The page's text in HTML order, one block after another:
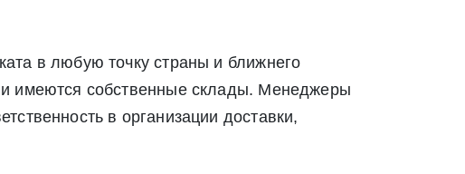
в любую точку страны и ближнего
имеются собственные склады. Менеджеры
в организации доставки,
рассылку по средством e-mail или СМС
статьей 9 Федерального закона от 27 июля 2006 г. N 152-ФЗ «О
средством e-mail или СМС